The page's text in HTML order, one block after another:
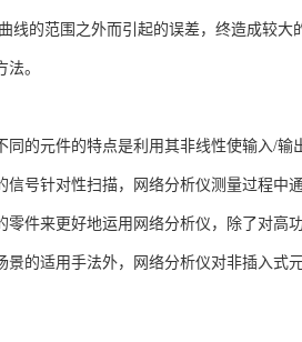
的范围之外而引起的误差，终造成较大
。
的元件的特点是利用其非线性使输入/
号针对性扫描，网络分析仪测量过程中
件来更好地运用网络分析仪，除了对高
的适用手法外，网络分析仪对非插入式